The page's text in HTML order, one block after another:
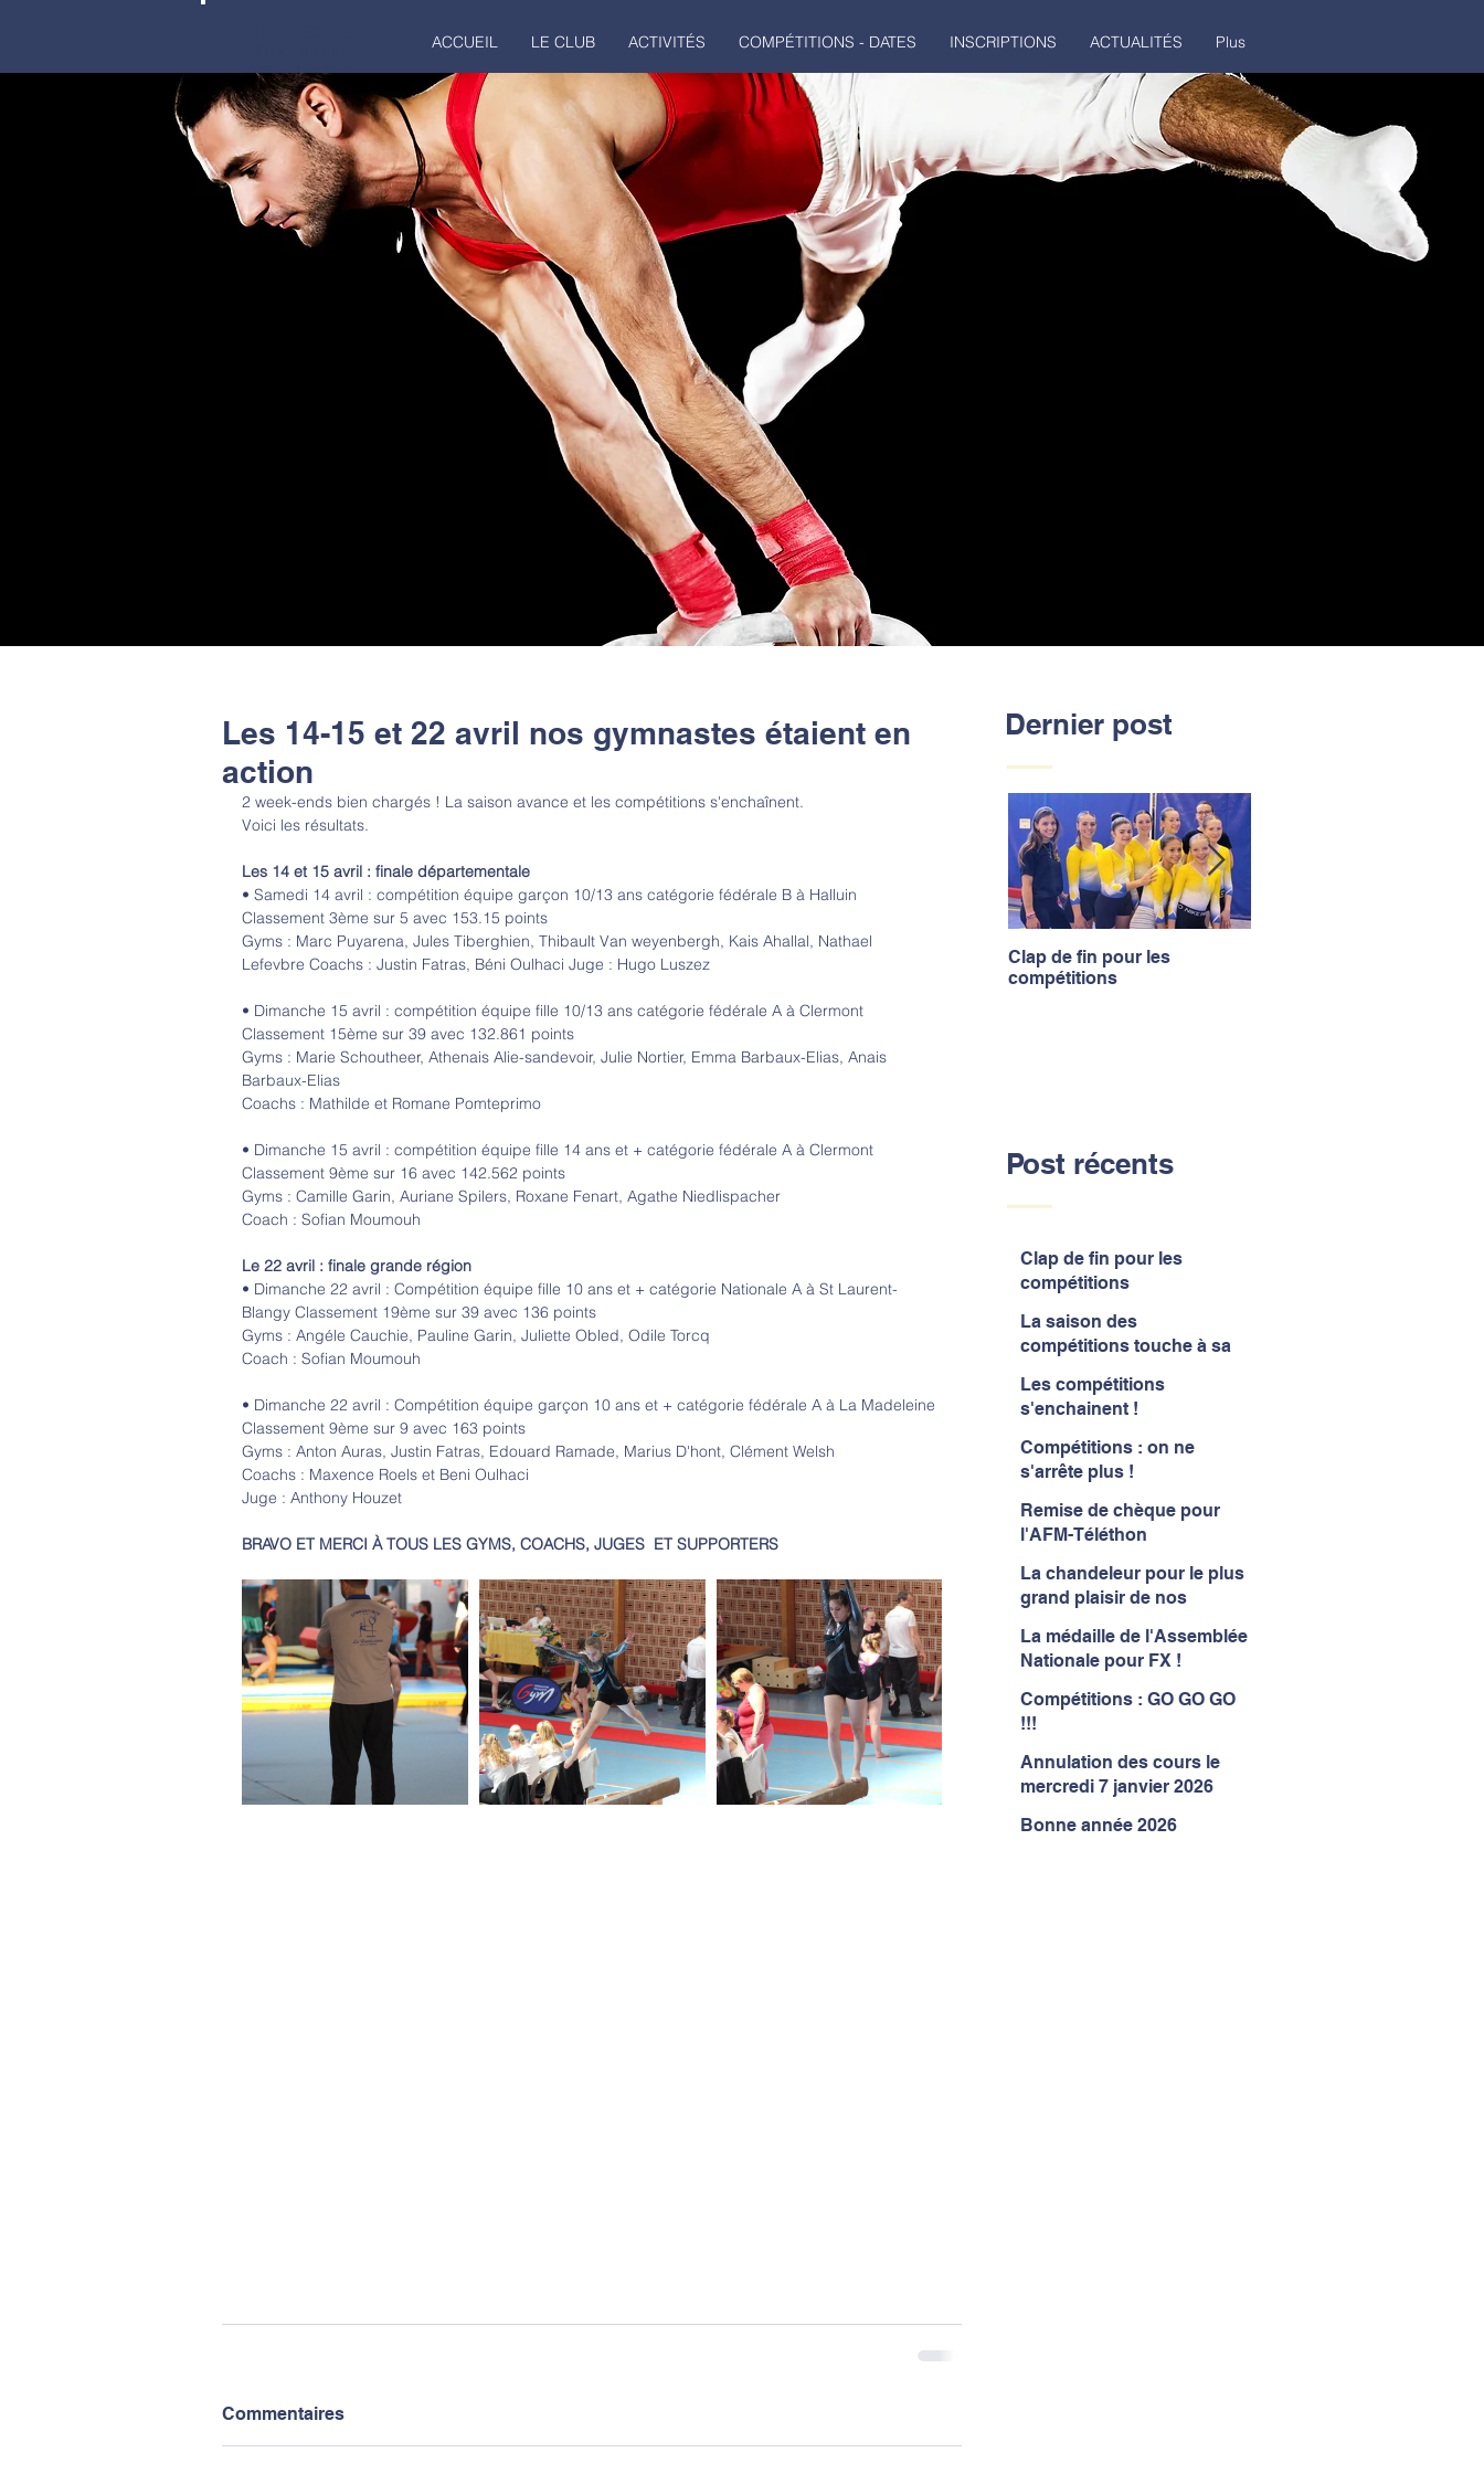
ACCUEIL LE CLUB ACTIVITÉS COMPÉTITIONS - DATES INSCRIPTIONS ACTUALITÉS Plus
Dernier post
Clap de fin pour les
compétitions
Post récents
Clap de fin pour les
compétitions
La saison des
compétitions touche à sa
Les compétitions
s'enchainent !
Compétitions : on ne
s'arrête plus !
Remise de chèque pour
l'AFM-Téléthon
La chandeleur pour le plus
grand plaisir de nos
La médaille de l'Assemblée
Nationale pour FX !
Compétitions : GO GO GO
!!!
Annulation des cours le
mercredi 7 janvier 2026
Bonne année 2026
Les 14-15 et 22 avril nos gymnastes étaient en
action
2 week-ends bien chargés ! La saison avance et les compétitions s'enchaînent.
Voici les résultats.
Les 14 et 15 avril : finale départementale
• Samedi 14 avril : compétition équipe garçon 10/13 ans catégorie fédérale B à Halluin
Classement 3ème sur 5 avec 153.15 points
Gyms : Marc Puyarena, Jules Tiberghien, Thibault Van weyenbergh, Kais Ahallal, Nathael
Lefevbre Coachs : Justin Fatras, Béni Oulhaci Juge : Hugo Luszez
• Dimanche 15 avril : compétition équipe fille 10/13 ans catégorie fédérale A à Clermont
Classement 15ème sur 39 avec 132.861 points
Gyms : Marie Schoutheer, Athenais Alie-sandevoir, Julie Nortier, Emma Barbaux-Elias, Anais
Barbaux-Elias
Coachs : Mathilde et Romane Pomteprimo
• Dimanche 15 avril : compétition équipe fille 14 ans et + catégorie fédérale A à Clermont
Classement 9ème sur 16 avec 142.562 points
Gyms : Camille Garin, Auriane Spilers, Roxane Fenart, Agathe Niedlispacher
Coach : Sofian Moumouh
Le 22 avril : finale grande région
• Dimanche 22 avril : Compétition équipe fille 10 ans et + catégorie Nationale A à St Laurent-
Blangy Classement 19ème sur 39 avec 136 points
Gyms : Angéle Cauchie, Pauline Garin, Juliette Obled, Odile Torcq
Coach : Sofian Moumouh
• Dimanche 22 avril : Compétition équipe garçon 10 ans et + catégorie fédérale A à La Madeleine
Classement 9ème sur 9 avec 163 points
Gyms : Anton Auras, Justin Fatras, Edouard Ramade, Marius D'hont, Clément Welsh
Coachs : Maxence Roels et Beni Oulhaci
Juge : Anthony Houzet
BRAVO ET MERCI À TOUS LES GYMS, COACHS, JUGES  ET SUPPORTERS
Commentaires